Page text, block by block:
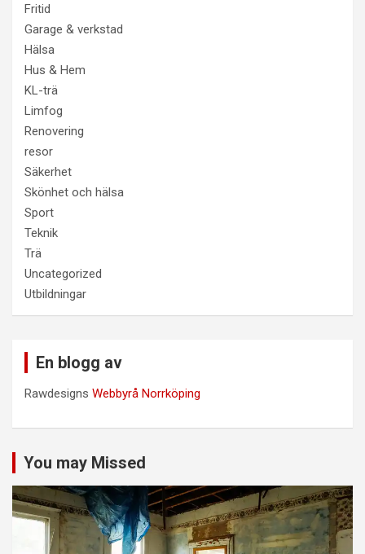
Fritid
Garage & verkstad
Hälsa
Hus & Hem
KL-trä
Limfog
Renovering
resor
Säkerhet
Skönhet och hälsa
Sport
Teknik
Trä
Uncategorized
Utbildningar
En blogg av
Rawdesigns Webbyrå Norrköping
You may Missed